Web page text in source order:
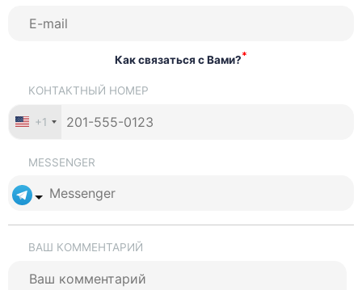
Как связаться с Вами?*
КОНТАКТНЫЙ НОМЕР
+1
MESSENGER
ВАШ КОММЕНТАРИЙ